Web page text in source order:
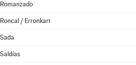
Romanzado
Roncal / Erronkari
Sada
Saldías